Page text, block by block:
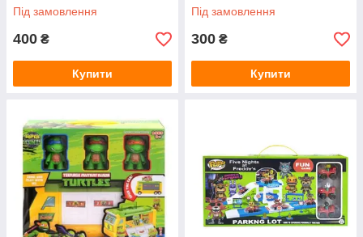
Під замовлення
400 ₴
Купити
Під замовлення
300 ₴
Купити